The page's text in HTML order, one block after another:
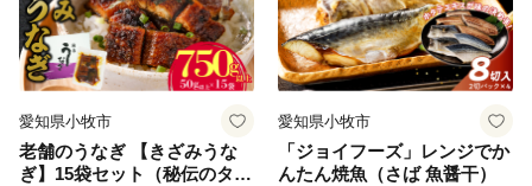
愛知県小牧市
老舗のうなぎ 【きざみうな
ぎ】15袋セット（秘伝のタレ
愛知県小牧市
「ジョイフーズ」レンジでか
んたん焼魚（さば 魚醤干）